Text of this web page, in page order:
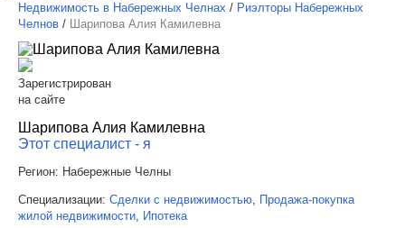
Недвижимость в Набережных Челнах / Риэлторы Набережных
Челнов / Шарипова Алия Камилевна
Зарегистрирован
на сайте
Шарипова Алия Камилевна
Этот специалист - я
Регион: Набережные Челны
Специализации: Сделки с недвижимостью, Продажа-покупка
жилой недвижимости, Ипотека